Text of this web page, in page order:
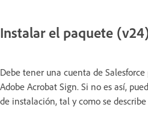
Instalar el paquete
Debe tener una cuenta de
Adobe Acrobat Sign. Si no es así,
de instalación, tal y como se